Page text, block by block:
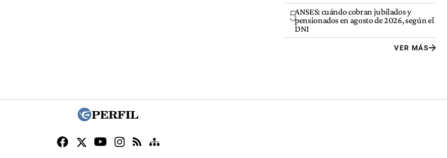
5ANSES: cuándo cobran jubilados y
pensionados en agosto de 2026, según el
DNI
VER MÁS